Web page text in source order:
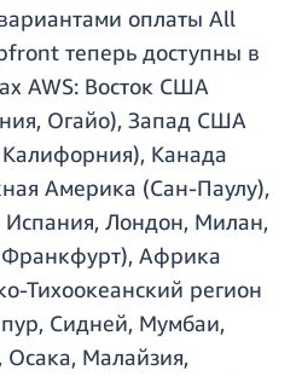
оплаты All
теперь доступны в
AWS: Восток США
Огайо), Запад США
Канада
Америка (Сан-Паулу),
Лондон, Милан,
Африка
Тихоокеанский регион
Сидней, Мумбаи,
Осака, Малайзия,